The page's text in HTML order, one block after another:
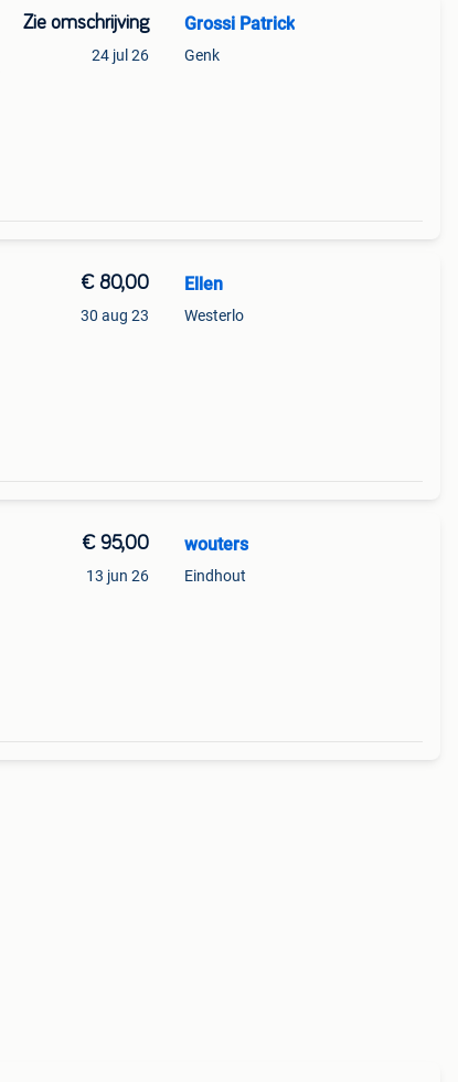
Zie omschrijving
24 jul 26
Grossi Patrick
Genk
€ 80,00
30 aug 23
Ellen
Westerlo
€ 95,00
13 jun 26
wouters
Eindhout